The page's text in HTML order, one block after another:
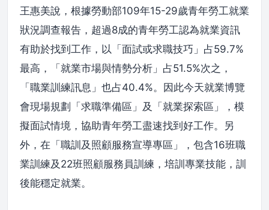
王惠美說，根據勞動部109年15-29歲青年勞工就業
狀況調查報告，超過8成的青年勞工認為就業資訊
有助於找到工作，以「面試或求職技巧」占59.7%
最高，「就業市場與情勢分析」占51.5%次之，
「職業訓練訊息」也占40.4%。因此今天就業博覽
會現場規劃「求職準備區」及「就業探索區」，模
擬面試情境，協助青年勞工盡速找到好工作。另
外，在「職訓及照顧服務宣導專區」，包含16班職
業訓練及22班照顧服務員訓練，培訓專業技能，訓
後能穩定就業。